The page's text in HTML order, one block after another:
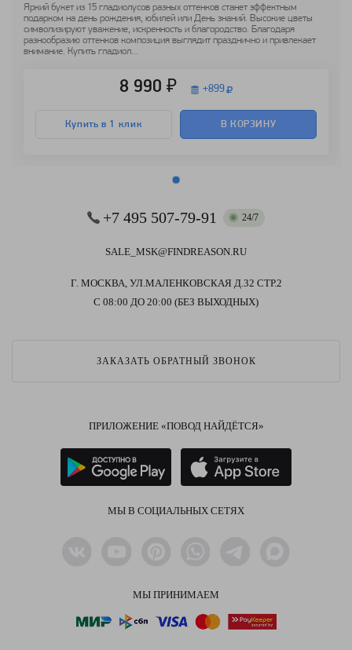
Яркий букет из 15 гладиолусов разных оттенков станет эффектным
подарком на день рождения, юбилей или День знаний. Высокие цветы
символизируют уважение, искренность и благородство. Благодаря
разнообразию оттенков композиция выглядит празднично и привлекает
внимание. Купить гладиол...
8 990 ₽ +899
Купить в 1 клик В КОРЗИНУ
+7 495 507-79-91 24/7
SALE_MSK@FINDREASON.RU
Г. МОСКВА, УЛ.МАЛЕНКОВСКАЯ Д.32 СТР.2
С 08:00 ДО 20:00 (БЕЗ ВЫХОДНЫХ)
ЗАКАЗАТЬ ОБРАТНЫЙ ЗВОНОК
ПРИЛОЖЕНИЕ «ПОВОД НАЙДЁТСЯ»
МЫ В СОЦИАЛЬНЫХ СЕТЯХ
МЫ ПРИНИМАЕМ